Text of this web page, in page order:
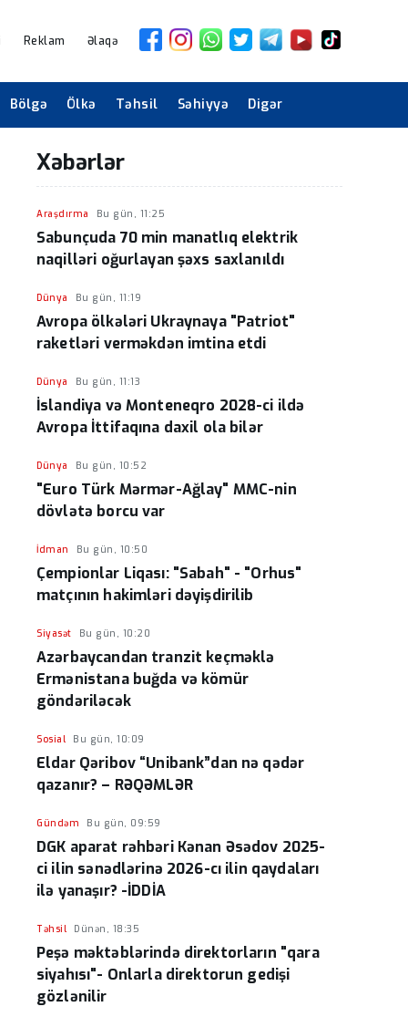
Reklam Əlaqə
Bölgə Ölkə Təhsil Səhiyyə Digər
Xəbərlər
Araşdırma Bu gün, 11:25
Sabunçuda 70 min manatlıq elektrik
naqilləri oğurlayan şəxs saxlanıldı
Dünya Bu gün, 11:19
Avropa ölkələri Ukraynaya "Patriot"
raketləri verməkdən imtina etdi
Dünya Bu gün, 11:13
İslandiya və Monteneqro 2028-ci ildə
Avropa İttifaqına daxil ola bilər
Dünya Bu gün, 10:52
"Euro Türk Mərmər-Ağlay" MMC-nin
dövlətə borcu var
İdman Bu gün, 10:50
Çempionlar Liqası: "Sabah" - "Orhus"
matçının hakimləri dəyişdirilib
Siyasət Bu gün, 10:20
Azərbaycandan tranzit keçməklə
Ermənistana buğda və kömür
göndəriləcək
Sosial Bu gün, 10:09
Eldar Qəribov “Unibank”dan nə qədər
qazanır? – RƏQƏMLƏR
Gündəm Bu gün, 09:59
DGK aparat rəhbəri Kənan Əsədov 2025-
ci ilin sənədlərinə 2026-cı ilin qaydaları
ilə yanaşır? -İDDİA
Təhsil Dünən, 18:35
Peşə məktəblərində direktorların "qara
siyahısı"- Onlarla direktorun gedişi
gözlənilir